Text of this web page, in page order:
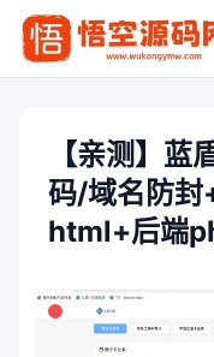
【亲测】蓝
码/域名防封
html+后端